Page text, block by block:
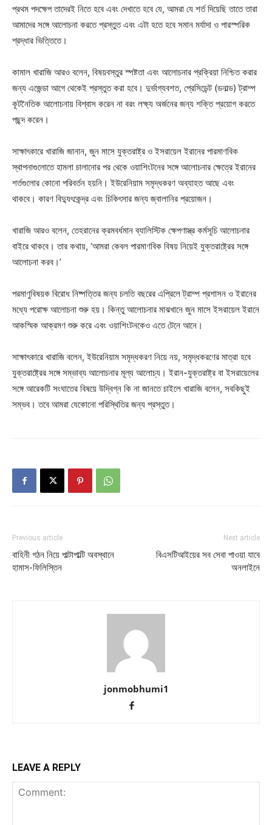
প্রথম পদক্ষেপ তাদেরই নিতে হবে এবং দেখাতে হবে যে, আমরা যে শর্ত দিয়েছি তাতে তারা
আমাদের সঙ্গে আলোচনা করতে প্রস্তুত এবং এটা হতে হবে সমান মর্যাদা ও পারস্পরিক
শ্রদ্ধার ভিত্তিতে।
কামাল খারাজি আরও বলেন, বিষয়বস্তুর স্পষ্টতা এবং আলোচনার প্রক্রিয়া নিশ্চিত করার
জন্য এজেন্ডা আগে থেকেই প্রস্তুত করা হবে। দুর্ভাগ্যবশত, প্রেসিডেন্ট (ডনাল্ড) ট্রাম্প
কূটনৈতিক আলোচনায় বিশ্বাস করেন না বরং লক্ষ্য অর্জনের জন্য শক্তি প্রয়োগ করতে
পছন্দ করেন।
সাক্ষাৎকারে খারাজি জানান, জুন মাসে যুক্তরাষ্ট্র ও ইসরায়েল ইরানের পারমাণবিক
স্থাপনাগুলোতে হামলা চালানোর পর থেকে ওয়াশিংটনের সঙ্গে আলোচনার ক্ষেত্রে ইরানের
শর্তগুলোর কোনো পরিবর্তন হয়নি। ইউরেনিয়াম সমৃদ্ধকরণ অব্যাহত আছে এবং
থাকবে। কারণ বিদ্যুৎকেন্দ্র এবং চিকিৎসার জন্য জ্বালানির প্রয়োজন।
খারাজি আরও বলেন, তেহরানের ক্রমবর্ধমান ব্যালিস্টিক ক্ষেপণাস্ত্র কর্মসূচি আলোচনার
বাইরে থাকবে। তার কথায়, ‘আমরা কেবল পারমাণবিক বিষয় নিয়েই যুক্তরাষ্ট্রের সঙ্গে
আলোচনা করব।’
পরমাণুবিষয়ক বিরোধ নিষ্পত্তির জন্য চলতি বছরের এপ্রিলে ট্রাম্প প্রশাসন ও ইরানের
মধ্যে পরোক্ষ আলোচনা শুরু হয়। কিন্তু আলোচনার মাঝখানে জুন মাসে ইসরায়েল ইরানে
আকস্মিক আক্রমণ শুরু করে এবং ওয়াশিংটনকেও এতে টেনে আনে।
সাক্ষাৎকারে খারাজি বলেন, ইউরেনিয়াম সমৃদ্ধকরণ নিয়ে নয়, সমৃদ্ধকরণের মাত্রা হবে
যুক্তরাষ্ট্রের সঙ্গে সম্ভাব্য আলোচনার মূল্য আলোচ্য। ইরান-যুক্তরাষ্ট্র বা ইসরায়েলের
সঙ্গে আরেকটি সংঘাতের বিষয়ে উদ্বিগ্ন কি না জানতে চাইলে খারাজি বলেন, সবকিছুই
সম্ভব। তবে আমরা যেকোনো পরিস্থিতির জন্য প্রস্তুত।
Previous article
বাহিনী গঠন নিয়ে পাল্টাপাল্টি অবস্থানে
হামাস-ফিলিস্তিন
Next article
বিএসটিআইয়ের সব সেবা পাওয়া যাবে
অনলাইনে
jonmobhumi1
LEAVE A REPLY